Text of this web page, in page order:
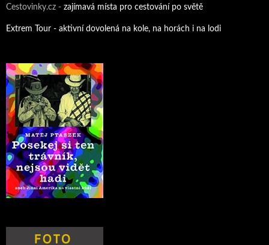
Cestovinky.cz - zajímavá místa pro cestování po světě
Extrem Tour - aktivní dovolená na kole, na horách i na lodi